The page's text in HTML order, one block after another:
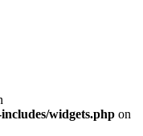
widgets.php on